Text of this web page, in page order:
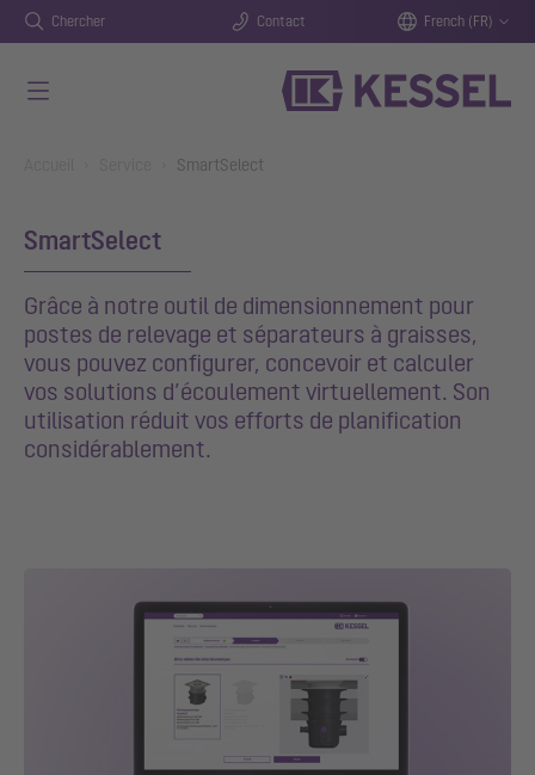
Chercher Contact French (FR)
SmartSelect
SmartSelect
Grâce à notre outil de dimensionnement pour
postes de relevage et séparateurs à graisses,
vous pouvez configurer, concevoir et calculer
vos solutions d’écoulement virtuellement. Son
utilisation réduit vos efforts de planification
considérablement.